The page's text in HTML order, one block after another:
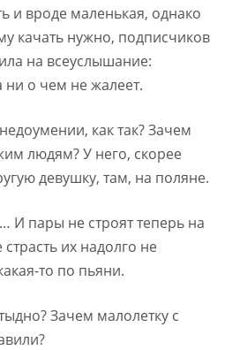
и вроде маленькая, однако
качать нужно, подписчиков
на всеуслышание:
о чем не жалеет.
как так? Зачем
людям? У него, скорее
девушку, там, на поляне.
И пары не строят теперь на
их надолго не
то по пьяни.
Зачем малолетку с